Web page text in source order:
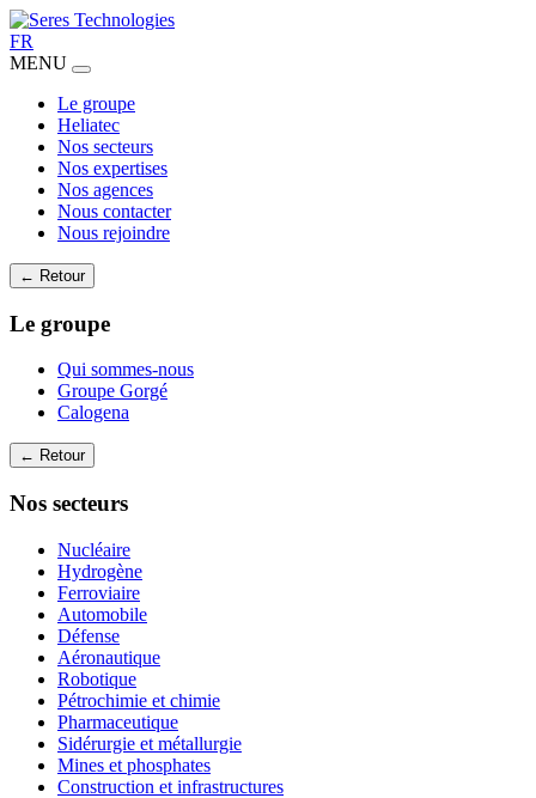
FR
MENU
Le groupe
Heliatec
Nos secteurs
Nos expertises
Nos agences
Nous contacter
Nous rejoindre
← Retour
Le groupe
Qui sommes-nous
Groupe Gorgé
Calogena
← Retour
Nos secteurs
Nucléaire
Hydrogène
Ferroviaire
Automobile
Défense
Aéronautique
Robotique
Pétrochimie et chimie
Pharmaceutique
Sidérurgie et métallurgie
Mines et phosphates
Construction et infrastructures